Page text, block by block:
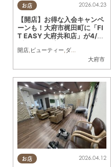
お店
大府市
2026.04.23
【開店】お得な入会キャンペ
ーンも！大府市梶田町に「FI
T EASY 大府共和店」が4/15
開店, ビューティー,ダイエット
お店 2026.04.12